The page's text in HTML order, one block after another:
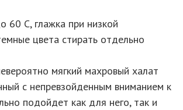
60 С, глажка при низкой
цвета стирать отдельно
мягкий махровый халат
с непревзойденным вниманием к
подойдет как для него, так и